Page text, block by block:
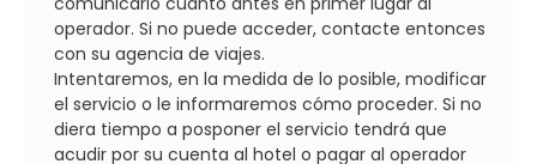
operador. Si no puede acceder, contacte entonces
con su agencia de viajes.
Intentaremos, en la medida de lo posible, modificar
el servicio o le informaremos cómo proceder. Si no
diera tiempo a posponer el servicio tendrá que
acudir por su cuenta al hotel o pagar al operador